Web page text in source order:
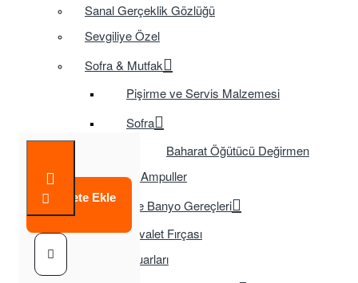
Sanal Gerçeklik Gözlüğü
Sevgiliye Özel
Sofra & Mutfak
Pişirme ve Servis Malzemesi
Sofra
Baharat Öğütücü Değirmen
Tasarruflu Ampuller
Temizlik ve Banyo Gereçleri
Tuvalet Fırçası
TV Aksesuarları
Sepete Ekle